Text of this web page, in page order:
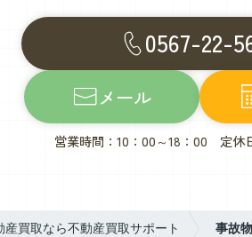
0567-22-
メール
営業時間：10：00～18：00 定
産買取なら不動産買取サポート 事故